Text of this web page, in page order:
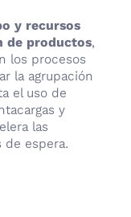
y recursos
de productos,
los procesos
la agrupación
el uso de
y
las
espera.